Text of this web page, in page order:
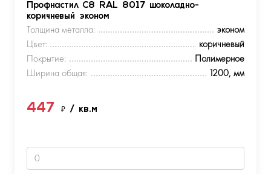
Профнастил С8 RAL 8017 шоколадно-
коричневый эконом
Толщина металла:
эконом
Цвет:
коричневый
Покрытие:
Полимерное
Ширина общая:
1200, мм
447 ₽ / кв.м